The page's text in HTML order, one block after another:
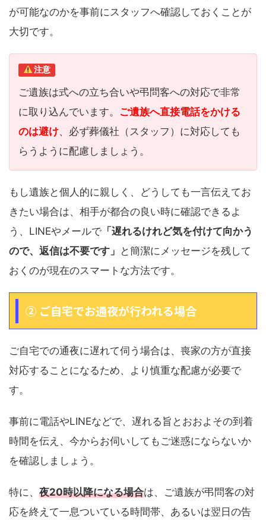
が可能なのかを事前にスタッフへ確認しておくことが
大切です。
注意
ご遺族は式への立ち合いや弔問客への対応で非常
に取り込んでいます。 ご遺族へ直接電話をかける
のは避け、必ず葬儀社（スタッフ）に対応しても
らうように配慮しましょう。
もし遺族と個人的に親しく、どうしても一言伝えてお
きたい場合は、相手が都合の良い時に確認できるよ
う、LINEやメールで 「遅れるけれど気を付けて向かう
ので、返信は不要です」 と簡潔にメッセージを残して
おくのが現在のスマートな方法です。
② ご自宅でお通夜が行われる場合
ご自宅での通夜に遅れて伺う場合は、喪家の方が直接
対応することになるため、より慎重な配慮が必要で
す。
事前に電話やLINEなどで、遅れる旨とおおよその到着
時間を伝え、今からお伺いしてもご迷惑にならないか
を確認しましょう。
特に、 夜20時以降になる場合は、ご遺族が弔問客の対
応を終えて一息ついている時間帯、あるいは翌日の告